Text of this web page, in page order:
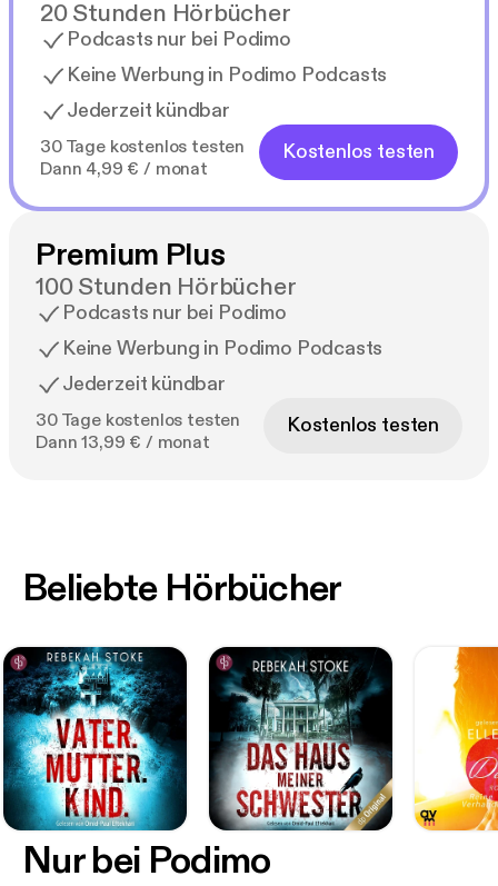
20 Stunden Hörbücher
Podcasts nur bei Podimo
Keine Werbung in Podimo Podcasts
Jederzeit kündbar
30 Tage kostenlos testen
Dann 4,99 € / monat
Kostenlos testen
Premium Plus
100 Stunden Hörbücher
Podcasts nur bei Podimo
Keine Werbung in Podimo Podcasts
Jederzeit kündbar
30 Tage kostenlos testen
Dann 13,99 € / monat
Kostenlos testen
Nur bei Podimo
Beliebte Hörbücher